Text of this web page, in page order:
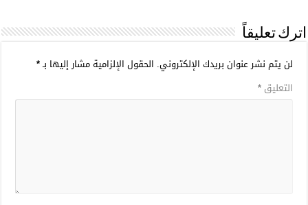
اترك تعليقاً
لن يتم نشر عنوان بريدك الإلكتروني. الحقول الإلزامية مشار إليها بـ*
التعليق*